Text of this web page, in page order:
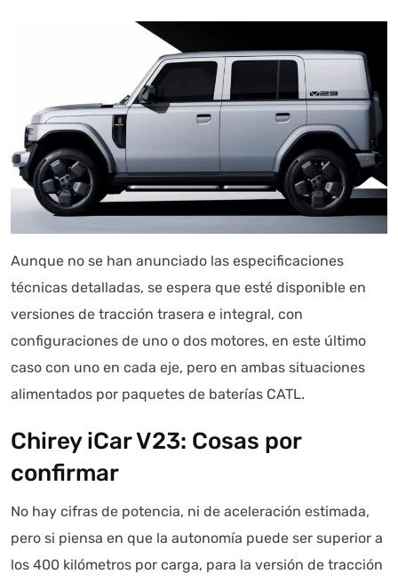
Aunque no se han anunciado las especificaciones
técnicas detalladas, se espera que esté disponible en
versiones de tracción trasera e integral, con
configuraciones de uno o dos motores, en este último
caso con uno en cada eje, pero en ambas situaciones
alimentados por paquetes de baterías CATL.
Chirey iCar V23: Cosas por
confirmar
No hay cifras de potencia, ni de aceleración estimada,
pero si piensa en que la autonomía puede ser superior a
los 400 kilómetros por carga, para la versión de tracción